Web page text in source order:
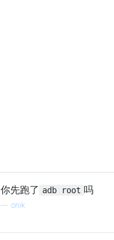
你先跑了 adb root 吗
onik